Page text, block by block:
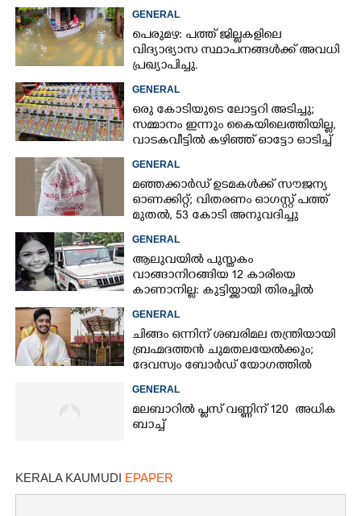
GENERAL
പെരുമഴ: പത്ത് ജില്ലകളിലെ
വിദ്യാഭ്യാസ സ്ഥാപനങ്ങൾക്ക് അവധി
പ്രഖ്യാപിച്ചു.
GENERAL
ഒരു കോടിയുടെ ലോട്ടറി അടിച്ചു;
സമ്മാനം ഇന്നും കൈയിലെത്തിയില്ല,
വാടകവീട്ടിൽ കഴിഞ്ഞ് ഓട്ടോ ഓടിച്ച്
73കാരൻ
GENERAL
മഞ്ഞക്കാർഡ് ഉടമകൾക്ക് സൗജന്യ
ഓണക്കിറ്റ്; വിതരണം ഓഗസ്റ്റ് പത്ത്
മുതൽ, 53 കോടി അനുവദിച്ചു
GENERAL
ആലുവയിൽ പുസ്തകം
വാങ്ങാനിറങ്ങിയ 12 കാരിയെ
കാണാനില്ല: കുട്ടിയ്ക്കായി തിരച്ചിൽ
GENERAL
ചിങ്ങം ഒന്നിന് ശബരിമല തന്ത്രിയായി
ബ്രഹ്മദത്തൻ ചുമതലയേൽക്കും;
ദേവസ്വം ബോർഡ് യോഗത്തിൽ
തീരുമാനം
GENERAL
മലബാറിൽ പ്ലസ് വണ്ണിന് 120 അധിക
ബാച്ച്
KERALA KAUMUDI EPAPER